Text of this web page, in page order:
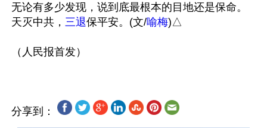
无论有多少发现，说到底最根本的目地还是保命。
天灭中共， 三退保平安。(文/喻梅)△
分享到：